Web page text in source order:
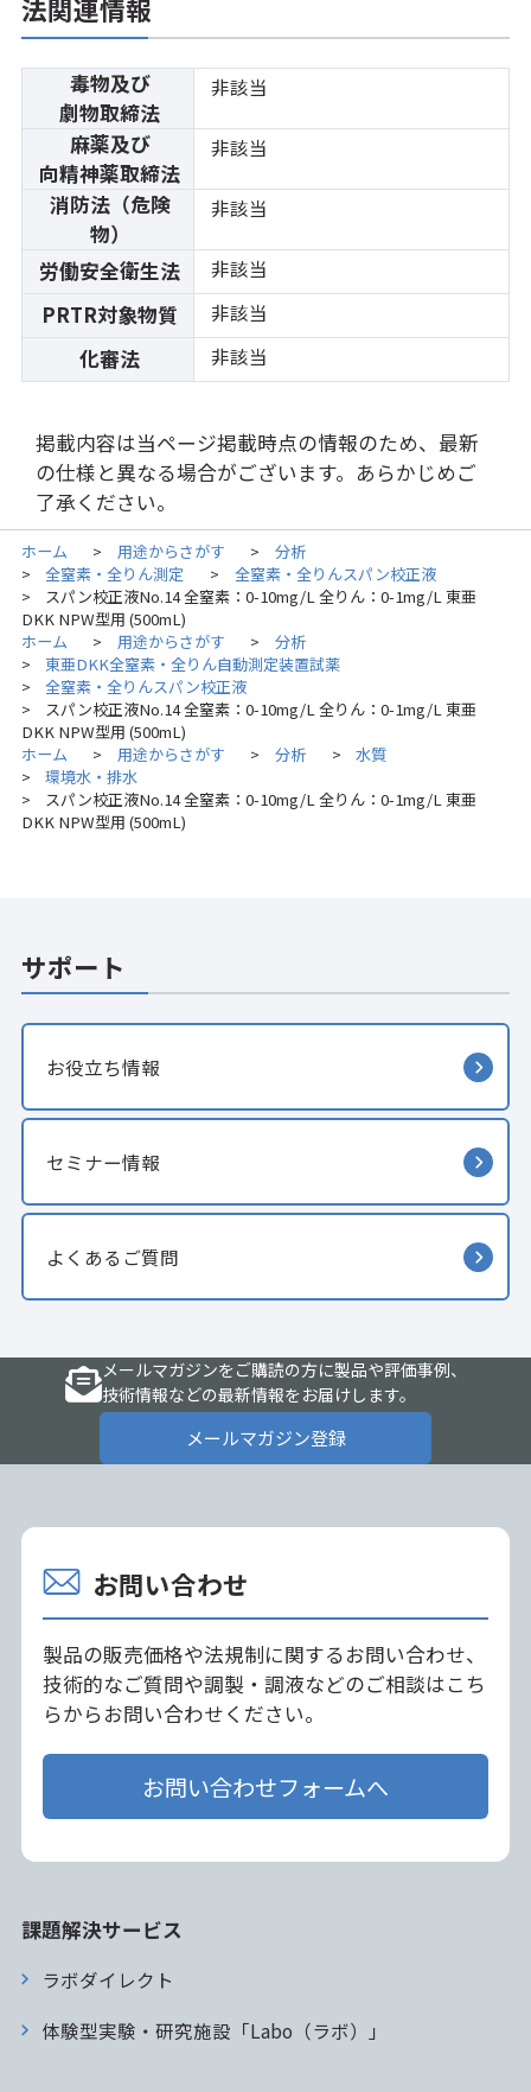
法関連情報
毒物及び
劇物取締法
非該当
麻薬及び
向精神薬取締法
非該当
消防法（危険
物）
非該当
労働安全衛生法 非該当
PRTR対象物質 非該当
化審法 非該当
掲載内容は当ページ掲載時点の情報のため、最新
の仕様と異なる場合がございます。あらかじめご
了承ください。
ホーム > 用途からさがす > 分析
> 全窒素・全りん測定 > 全窒素・全りんスパン校正液
>
スパン校正液No.14 全窒素：0-10mg/L 全りん：0-1mg/L 東亜
DKK NPW型用 (500mL)
ホーム
> 用途からさがす > 分析
> 東亜DKK全窒素・全りん自動測定装置試薬
> 全窒素・全りんスパン校正液
>
スパン校正液No.14 全窒素：0-10mg/L 全りん：0-1mg/L 東亜
DKK NPW型用 (500mL)
ホーム
> 用途からさがす > 分析 > 水質
> 環境水・排水
>
スパン校正液No.14 全窒素：0-10mg/L 全りん：0-1mg/L 東亜
DKK NPW型用 (500mL)
サポート
お役立ち情報
セミナー情報
よくあるご質問
メールマガジンをご購読の方に製品や評価事例、
技術情報などの最新情報をお届けします。
メールマガジン登録
お問い合わせ
製品の販売価格や法規制に関するお問い合わせ、
技術的なご質問や調製・調液などのご相談はこち
らからお問い合わせください。
お問い合わせフォームへ
課題解決サービス
ラボダイレクト
体験型実験・研究施設「Labo（ラボ）」